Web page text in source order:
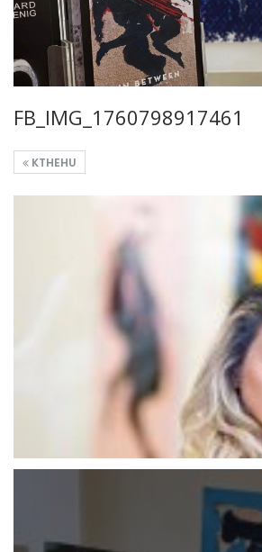
FB_IMG_1760798917461
KTHEHU